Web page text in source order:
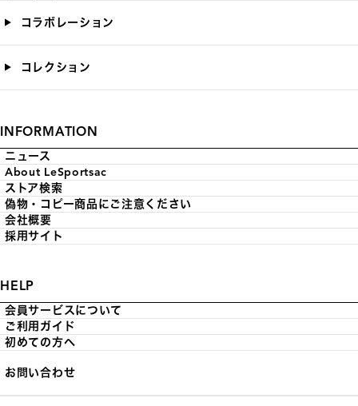
コラボレーション
コレクション
INFORMATION
ニュース
About LeSportsac
ストア検索
偽物・コピー商品にご注意ください
会社概要
採用サイト
HELP
会員サービスについて
ご利用ガイド
初めての方へ
お問い合わせ